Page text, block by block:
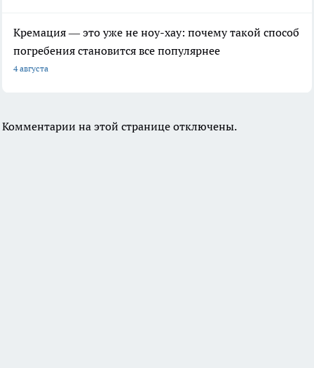
Кремация — это уже не ноу-хау: почему такой способ
погребения становится все популярнее
4 августа
Комментарии на этой странице отключены.